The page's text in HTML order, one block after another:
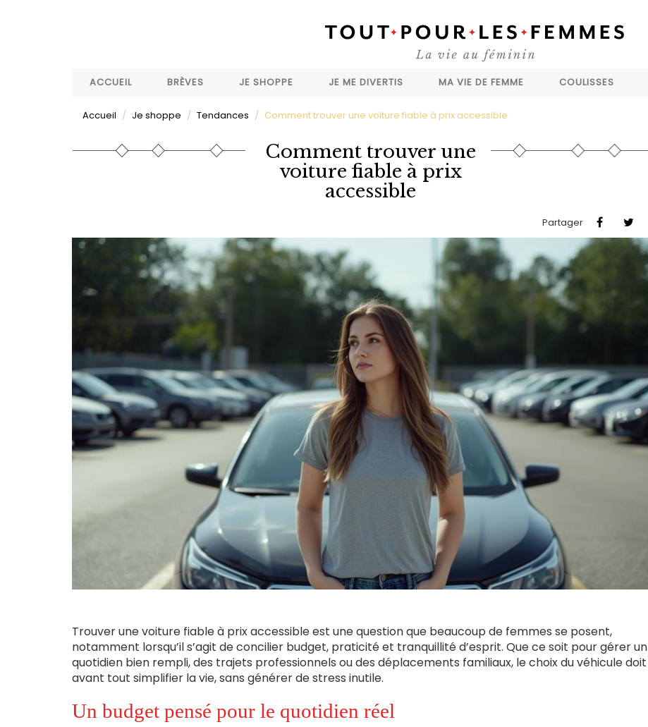
ACCUEIL
BRÈVES JE SHOPPE JE ME DIVERTIS MA VIE DE FEMME COULISSES
Accueil Je shoppe Tendances Comment trouver une voiture fiable à prix accessible
Comment trouver une
voiture fiable à prix
accessible
Partager
Trouver une voiture fiable à prix accessible est une question que beaucoup de femmes se posent,
notamment lorsqu’il s’agit de concilier budget, praticité et tranquillité d’esprit. Que ce soit pour gérer un
quotidien bien rempli, des trajets professionnels ou des déplacements familiaux, le choix du véhicule doit
avant tout simplifier la vie, sans générer de stress inutile.
Un budget pensé pour le quotidien réel